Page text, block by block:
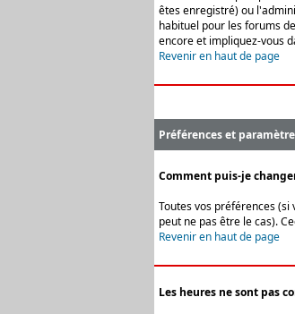
êtes enregistré) ou
habituel pour les forums
encore et impliquez-vous
Revenir en haut de page
Préférences et
Comment puis-je
Toutes vos préférences
peut ne pas être le cas).
Revenir en haut de page
Les heures ne sont pas